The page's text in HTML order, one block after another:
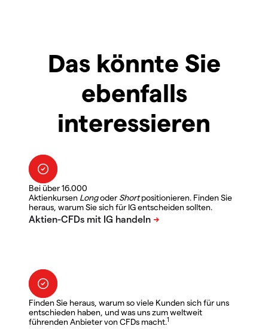
Das könnte Sie
ebenfalls
interessieren
Bei über 16.000
Aktienkursen LongoderShortpositionieren. Finden Sie
heraus, warum Sie sich für IG entscheiden sollten.
Finden Sie heraus, warum so viele Kunden sich für uns
entschieden haben, und was uns zum weltweit
führenden Anbieter von CFDs macht.1